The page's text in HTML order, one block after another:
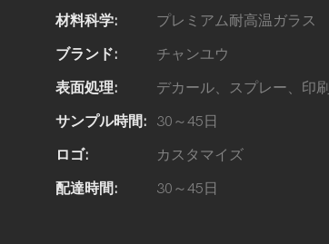
材料科学: プレミアム耐高温ガラス
ブランド: チャンユウ
表面処理: デカール、スプレー、印刷
サンプル時間: 30～45日
ロゴ: カスタマイズ
配達時間: 30～45日